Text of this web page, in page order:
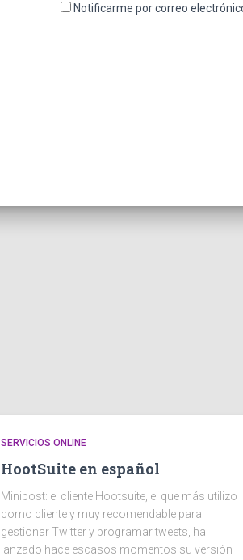
Notificarme por correo
SERVICIOS ONLINE
HootSuite en español
Minipost: el cliente Hootsuite, el que más utilizo
como cliente y muy recomendable para
gestionar Twitter y programar tweets, ha
lanzado hace escasos momentos su versión